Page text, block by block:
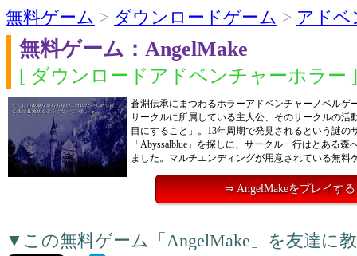
無料ゲーム > ダウンロードゲーム > アドベ
無料ゲーム：AngelMake
[ ダウンロードアドベンチャーホラー ]
蒼淵伝承にまつわるホラーアドベンチャーノベルゲ
サークルに所属している主人公、そのサークルの活
目にすること」。13年周期で発見されるという謎の
「Abyssalblue」を探しに、サークル一行はとある森
ました。マルチエンディングが用意されている無料
⇒ AngelMakeをプレイする
▼この無料ゲーム「AngelMake」を友達に